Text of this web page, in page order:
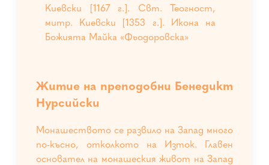
Киевски [1167 г.]. Свт. Теогност,
митр. Киевски [1353 г.]. Икона на
Божията Майка «Фьодоровска»
Житие на преподобни Бенедикт
Нурсийски
Монашеството се развило на Запад много
по-късно, отколкото на Изток. Главен
основател на монашеския живот на Запад